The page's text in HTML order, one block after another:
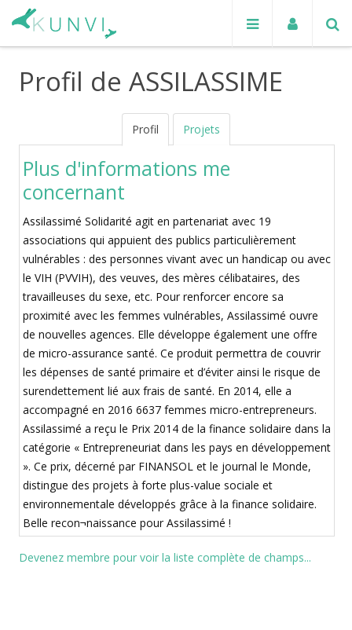
Profil de ASSILASSIME
Profil Projets
Plus d'informations me
concernant
Assilassimé Solidarité agit en partenariat avec 19
associations qui appuient des publics particulièrement
vulnérables : des personnes vivant avec un handicap ou avec
le VIH (PVVIH), des veuves, des mères célibataires, des
travailleuses du sexe, etc. Pour renforcer encore sa
proximité avec les femmes vulnérables, Assilassimé ouvre
de nouvelles agences. Elle développe également une offre
de micro-assurance santé. Ce produit permettra de couvrir
les dépenses de santé primaire et d’éviter ainsi le risque de
surendettement lié aux frais de santé. En 2014, elle a
accompagné en 2016 6637 femmes micro-entrepreneurs.
Assilassimé a reçu le Prix 2014 de la finance solidaire dans la
catégorie « Entrepreneuriat dans les pays en développement
». Ce prix, décerné par FINANSOL et le journal le Monde,
distingue des projets à forte plus-value sociale et
environnementale développés grâce à la finance solidaire.
Belle recon¬naissance pour Assilassimé !
Devenez membre pour voir la liste complète de champs...